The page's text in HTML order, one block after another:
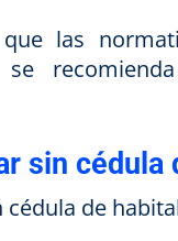
las
sin cédula
de